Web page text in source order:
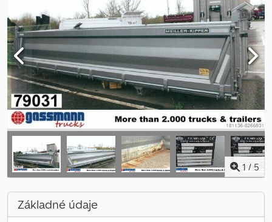
1 / 5
Základné údaje